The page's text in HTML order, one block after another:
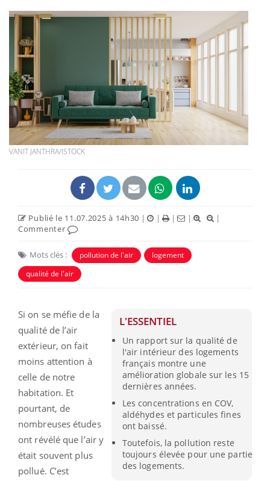
VANIT JANTHRA/ISTOCK
Publié le 11.07.2025 à 14h30 | | | |
|
Commenter
Mots clés : pollution de l'air
logement
qualité de l'air
L'ESSENTIEL
Un rapport sur la qualité de
l'air intérieur des logements
français montre une
amélioration globale sur les 15
dernières années.
Les concentrations en COV,
aldéhydes et particules fines
ont baissé.
Toutefois, la pollution reste
toujours élevée pour une partie
des logements.
Si on se méfie de la
qualité de l’air
extérieur, on fait
moins attention à
celle de notre
habitation. Et
pourtant, de
nombreuses études
ont révélé que l’air y
était souvent plus
pollué. C’est